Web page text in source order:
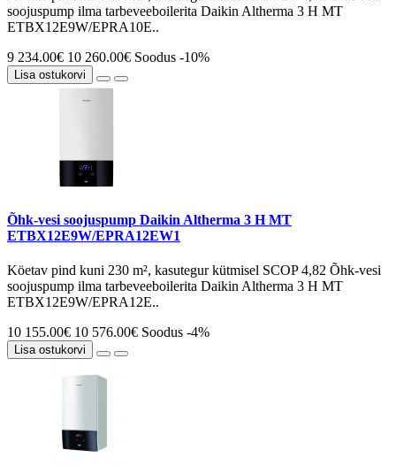
soojuspump ilma tarbeveeboilerita Daikin Altherma 3 H MT
ETBX12E9W/EPRA10E..
9 234.00€ 10 260.00€ Soodus -10%
Lisa ostukorvi
Õhk-vesi soojuspump Daikin Altherma 3 H MT
ETBX12E9W/EPRA12EW1
Köetav pind kuni 230 m², kasutegur kütmisel SCOP 4,82 Õhk-vesi
soojuspump ilma tarbeveeboilerita Daikin Altherma 3 H MT
ETBX12E9W/EPRA12E..
10 155.00€ 10 576.00€ Soodus -4%
Lisa ostukorvi